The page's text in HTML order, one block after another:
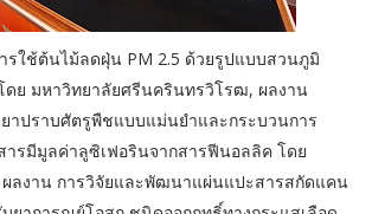
รใช้ต้นไม้ลดฝุ่น PM 2.5 ด้วยรูปแบบสวนภูมิ
ดย มหาวิทยาลัยศรีนครินทรวิโรฒ, ผลงาน
าปราบศัตรูพืชแบบแม่นยำและกระบวนการ
ารมีมูลค่าลูซิเฟอรินจากสารฟีนอลลิค โดย
ผลงาน การวิจัยและพัฒนาแผ่นแปะสารสกัดแคน